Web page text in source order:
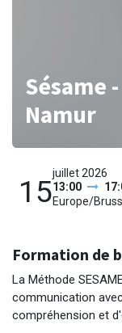
Sésame
Namur
15
juillet 2026
13:00
Europe/
Formation de
La Méthode
communication
compréhension et